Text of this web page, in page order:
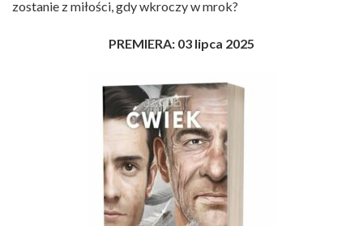
zostanie z miłości, gdy wkroczy w mrok?
PREMIERA: 03 lipca 2025